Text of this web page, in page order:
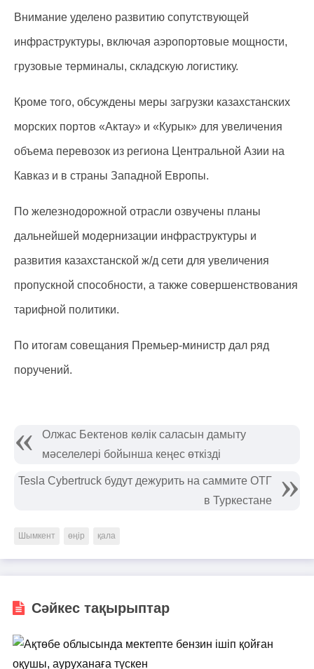
Внимание уделено развитию сопутствующей
инфраструктуры, включая аэропортовые мощности,
грузовые терминалы, складскую логистику.
Кроме того, обсуждены меры загрузки казахстанских
морских портов «Актау» и «Курык» для увеличения
объема перевозок из региона Центральной Азии на
Кавказ и в страны Западной Европы.
По железнодорожной отрасли озвучены планы
дальнейшей модернизации инфраструктуры и
развития казахстанской ж/д сети для увеличения
пропускной способности, а также совершенствования
тарифной политики.
По итогам совещания Премьер-министр дал ряд
поручений.
Олжас Бектенов көлік саласын дамыту
мәселелері бойынша кеңес өткізді
Tesla Cybertruck будут дежурить на саммите ОТГ
в Туркестане
Шымкент өңір қала
Сәйкес тақырыптар